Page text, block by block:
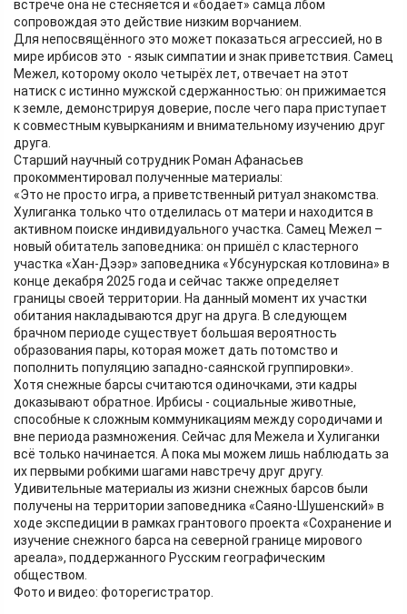
встрече она не стесняется и «бодает» самца лбом
сопровождая это действие низким ворчанием.
Для непосвящённого это может показаться агрессией, но в
мире ирбисов это - язык симпатии и знак приветствия. Самец
Межел, которому около четырёх лет, отвечает на этот
натиск с истинно мужской сдержанностью: он прижимается
к земле, демонстрируя доверие, после чего пара приступает
к совместным кувырканиям и внимательному изучению друг
друга.
Старший научный сотрудник Роман Афанасьев
прокомментировал полученные материалы:
«Это не просто игра, а приветственный ритуал знакомства.
Хулиганка только что отделилась от матери и находится в
активном поиске индивидуального участка. Самец Межел –
новый обитатель заповедника: он пришёл с кластерного
участка «Хан-Дээр» заповедника «Убсунурская котловина» в
конце декабря 2025 года и сейчас также определяет
границы своей территории. На данный момент их участки
обитания накладываются друг на друга. В следующем
брачном периоде существует большая вероятность
образования пары, которая может дать потомство и
пополнить популяцию западно-саянской группировки».
Хотя снежные барсы считаются одиночками, эти кадры
доказывают обратное. Ирбисы - социальные животные,
способные к сложным коммуникациям между сородичами и
вне периода размножения. Сейчас для Межела и Хулиганки
всё только начинается. А пока мы можем лишь наблюдать за
их первыми робкими шагами навстречу друг другу.
Удивительные материалы из жизни снежных барсов были
получены на территории заповедника «Саяно-Шушенский» в
ходе экспедиции в рамках грантового проекта «Сохранение и
изучение снежного барса на северной границе мирового
ареала», поддержанного Русским географическим
обществом.
Фото и видео: фоторегистратор.